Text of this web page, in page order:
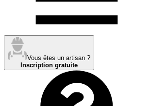
Vous êtes un artisan ?
Inscription gratuite